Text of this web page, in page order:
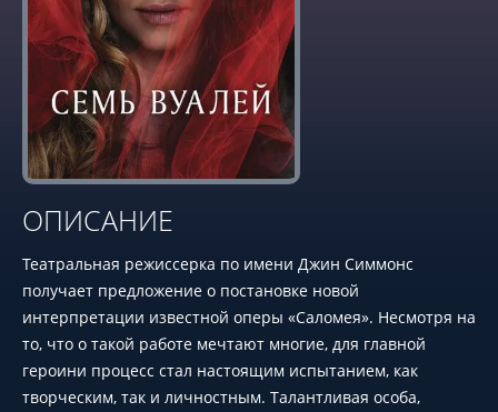
ОПИСАНИЕ
Театральная режиссерка по имени Джин Симмонс
получает предложение о постановке новой
интерпретации известной оперы «Саломея». Несмотря на
то, что о такой работе мечтают многие, для главной
героини процесс стал настоящим испытанием, как
творческим, так и личностным. Талантливая особа,